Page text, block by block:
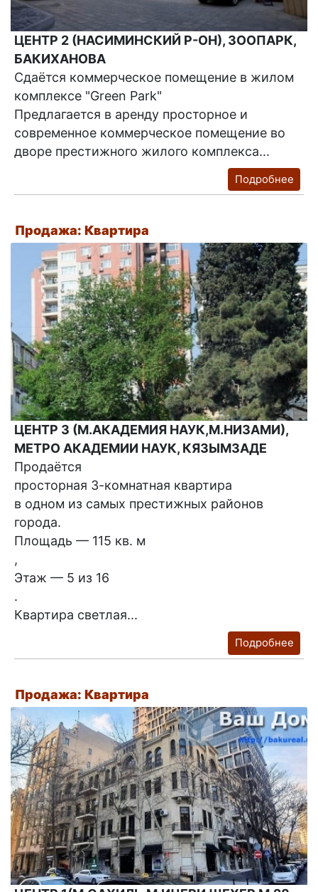
ЦЕНТР 2 (НАСИМИНСКИЙ Р-ОН), ЗООПАРК,
БАКИХАНОВА
Сдаётся коммерческое помещение в жилом
комплексе "Green Park"
Предлагается в аренду просторное и
современное коммерческое помещение во
дворе престижного жилого комплекса...
Подробнее
Продажа: Квартира
ЦЕНТР 3 (М.АКАДЕМИЯ НАУК,М.НИЗАМИ),
МЕТРО АКАДЕМИИ НАУК, КЯЗЫМЗАДЕ
Продаётся
просторная 3-комнатная квартира
в одном из самых престижных районов
города.
Площадь — 115 кв. м
,
Этаж — 5 из 16
.
Квартира светлая...
Подробнее
Продажа: Квартира